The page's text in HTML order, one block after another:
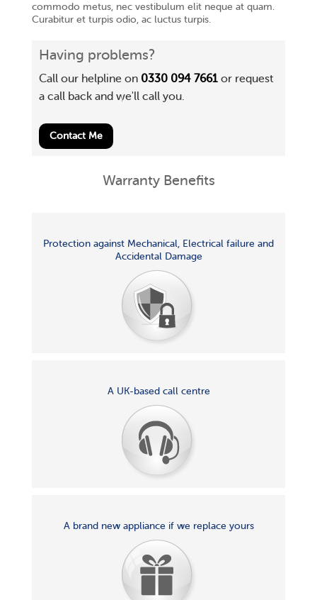
commodo metus, nec vestibulum elit neque at quam.
Curabitur et turpis odio, ac luctus turpis.
Having problems?
Call our helpline on 0330 094 7661 or request
a call back and we'll call you.
Contact Me
Warranty Benefits
Protection against Mechanical, Electrical failure and
Accidental Damage
A UK-based call centre
A brand new appliance if we replace yours